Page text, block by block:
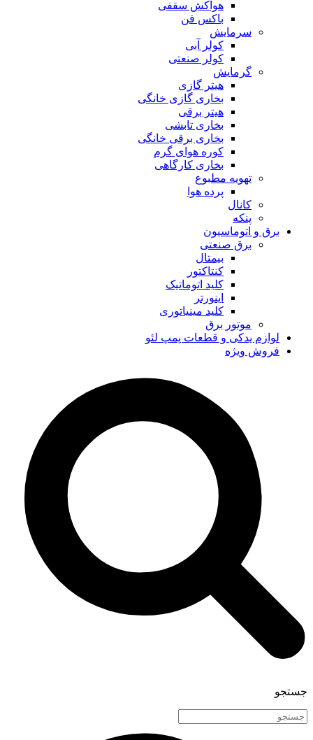
هواکش سقفی
باکس فن
سرمایش
کولر آبی
کولر صنعتی
گرمایش
هیتر گازی
بخاری گازی خانگی
هیتر برقی
بخاری تابشی
بخاری برقی خانگی
کوره هوای گرم
بخاری کارگاهی
تهویه مطبوع
پرده هوا
کانال
پنکه
برق و اتوماسیون
برق صنعتی
بیمتال
کنتاکتور
کلید اتوماتیک
اینورتر
کلید مینیاتوری
موتور برق
لوازم یدکی و قطعات پمپ لئو
فروش ویژه
جستجو